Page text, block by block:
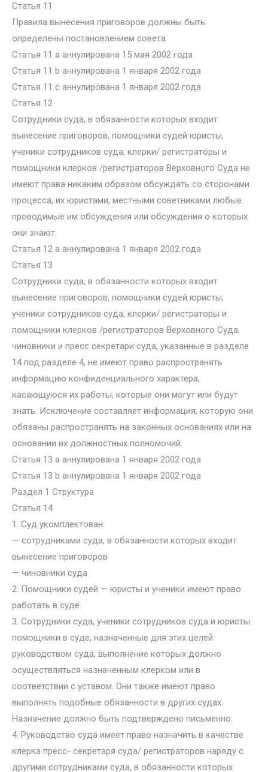
Статья 11
Правила вынесения приговоров должны быть
определены постановлением совета
Статья 11 а аннулирована 15 мая 2002 года
Статья 11 b аннулирована 1 января 2002 года
Статья 11 c аннулирована 1 января 2002 года
Статья 12
Сотрудники суда, в обязанности которых входит
вынесение приговоров, помощники судей юристы,
ученики сотрудников суда, клерки/ регистраторы и
помощники клерков /регистраторов Верховного Суда не
имеют права никаким образом обсуждать со сторонами
процесса, их юристами, местными советниками любые
проводимые им обсуждения или обсуждения о которых
они знают.
Статья 12 а аннулирована 1 января 2002 года
Статья 13
Сотрудники суда, в обязанности которых входит
вынесение приговоров, помощники судей юристы,
ученики сотрудников суда, клерки/ регистраторы и
помощники клерков /регистраторов Верховного Суда,
чиновники и пресс секретари суда, указанные в разделе
14 под разделе 4, не имеют право распространять
информацию конфиденциального характера,
касающуюся их работы, которые они могут или будут
знать. Исключение составляет информация, которую они
обязаны распространять на законных основаниях или на
основании их должностных полномочий.
Статья 13 а аннулирована 1 января 2002 года
Статья 13 b аннулирована 1 января 2002 года
Раздел 1 Структура
Статья 14
1. Суд укомплектован:
— сотрудниками суда, в обязанности которых входит
вынесение приговоров
— чиновники суда
2. Помощники судей — юристы и ученики имеют право
работать в суде.
3. Сотрудники суда, ученики сотрудников суда и юристы
помощники в суде, назначенные для этих целей
руководством суда, выполнение которых должно
осуществляться назначенным клерком или в
соответствии с уставом. Они также имеют право
выполнять подобные обязанности в других судах.
Назначение должно быть подтверждено письменно.
4. Руководство суда имеет право назначить в качестве
клерка пресс- секретаря суда/ регистраторов наряду с
другими сотрудниками суда, в обязанности которых